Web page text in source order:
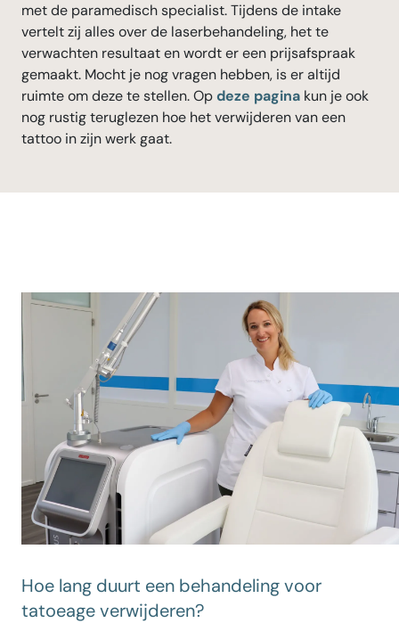
met de paramedisch specialist. Tijdens de intake
vertelt zij alles over de laserbehandeling, het te
verwachten resultaat en wordt er een prijsafspraak
gemaakt. Mocht je nog vragen hebben, is er altijd
ruimte om deze te stellen. Opdeze pagina kun je ook
nog rustig teruglezen hoe het verwijderen van een
tattoo in zijn werk gaat.
Hoe lang duurt een behandeling voor
tatoeage verwijderen?